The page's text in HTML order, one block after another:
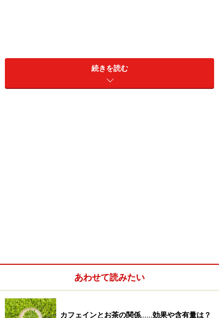
・礼品[シ真]紅工夫
・望海茶秋茶
続きを読む
あわせて読みたい
カフェインとお茶の関係……効果や含有量は？